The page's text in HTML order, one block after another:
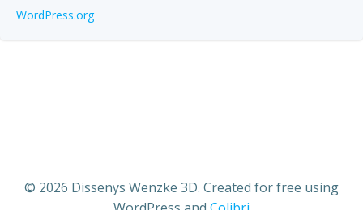
WordPress.org
© 2026 Dissenys Wenzke 3D. Created for free using